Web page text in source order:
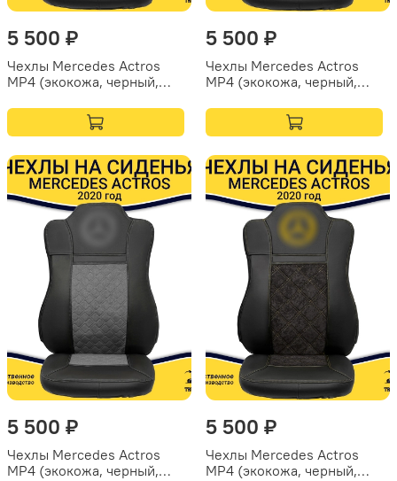
5 500 ₽
Чехлы Mercedes Actros
MP4 (экокожа, черный,
5 500 ₽
Чехлы Mercedes Actros
MP4 (экокожа, черный,
5 500 ₽
Чехлы Mercedes Actros
MP4 (экокожа, черный,
5 500 ₽
Чехлы Mercedes Actros
MP4 (экокожа, черный,